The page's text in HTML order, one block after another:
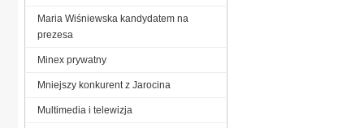
Maria Wiśniewska kandydatem na
prezesa
Minex prywatny
Mniejszy konkurent z Jarocina
Multimedia i telewizja